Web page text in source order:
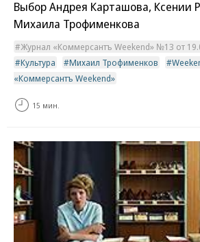
Выбор Андрея Карташова, Ксении
Михаила Трофименкова
Журнал «Коммерсантъ Weekend» №13 от
Культура
Михаил Трофименков
«Коммерсантъ Weekend»
15 мин.